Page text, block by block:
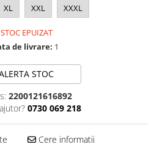
XL XXL XXXL
STOC EPUIZAT
de livrare: 1
STOC
2200121616892
0730 069 218
Cere informatii